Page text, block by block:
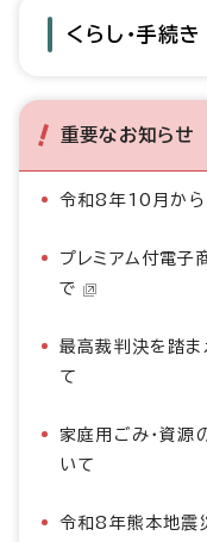
くらし・手続き
重要なお知らせ
令和8年10月から
プレミアム付電子
で
最高裁判決を踏
て
家庭用ごみ・資源
いて
令和8年熊本地震